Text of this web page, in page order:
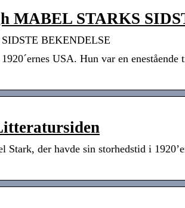
MABEL STARKS
BEKENDELSE
USA. Hun var en enestående
der havde sin storhedstid i